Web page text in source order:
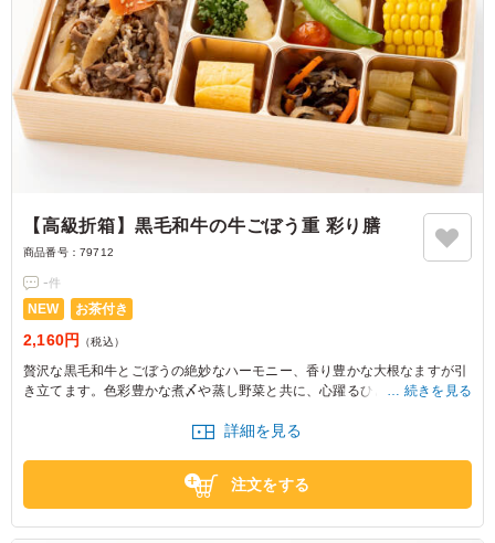
【高級折箱】黒毛和牛の牛ごぼう重 彩り膳
商品番号： 79712
-件
NEW お茶付き
2,160円 （税込）
贅沢な黒毛和牛とごぼうの絶妙なハーモニー、香り豊かな大根なますが引
き立てます。色彩豊かな煮〆や蒸し野菜と共に、心躍るひとときを演出。
続きを見る
詳細を見る
注文をする